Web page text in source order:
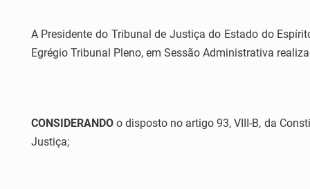
A Presidente do Tribunal de Justiça do Estado do
Egrégio Tribunal Pleno, em Sessão Administrativa
CONSIDERANDOo disposto no artigo 93, VIII-B, da
Justiça;